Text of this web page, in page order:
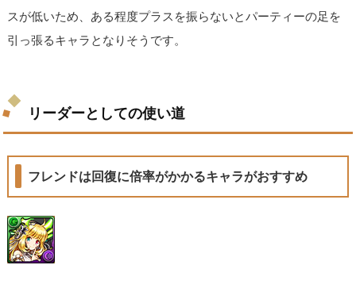
スが低いため、ある程度プラスを振らないとパーティーの足を
引っ張るキャラとなりそうです。
リーダーとしての使い道
フレンドは回復に倍率がかかるキャラがおすすめ